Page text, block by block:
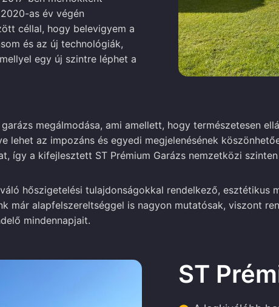
as év végén
céllal, hogy belevigyem a
és az új technológiák,
egy új szintre léphet a
megálmodása, ami amellett, hogy természetesen
lehet az impozáns és egyedi megjelenésének
így a kifejlesztett ST Prémium Garázs nemzetközi
hőszigetelési tulajdonságokkal rendelkező, esztétikus
már alapfelszereltséggel is nagyon mutatósak, viszont
mindennapjait.
ST